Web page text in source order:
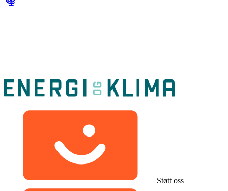
Støtt oss